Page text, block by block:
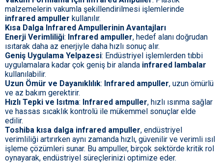
malzemelerin vakumla şekillendirilmesi işlemlerinde
infrared ampuller kullanılır.
Kısa Dalga Infrared Ampullerinin Avantajları
Enerji Verimliliği: Infrared ampuller, hedef alanı doğrudan
ısıtarak daha az enerjiyle daha hızlı sonuç alır.
Geniş Uygulama Yelpazesi: Endüstriyel işlemlerden tıbbi
uygulamalara kadar çok geniş bir alanda infrared lambalar
kullanılabilir.
Uzun Ömür ve Dayanıklılık: Infrared ampuller, uzun ömürlü
ve az bakım gerektirir.
Hızlı Tepki ve Isıtma: Infrared ampuller, hızlı ısınma sağlar
ve hassas sıcaklık kontrolü ile mükemmel sonuçlar elde
edilir.
Toshiba kısa dalga infrared ampuller, endüstriyel
verimliliği artırırken aynı zamanda hızlı, güvenilir ve verimli ısıl
işleme çözümleri sunar. Bu ampuller, birçok sektörde kritik rol
oynayarak, endüstriyel süreçlerinizi optimize eder.